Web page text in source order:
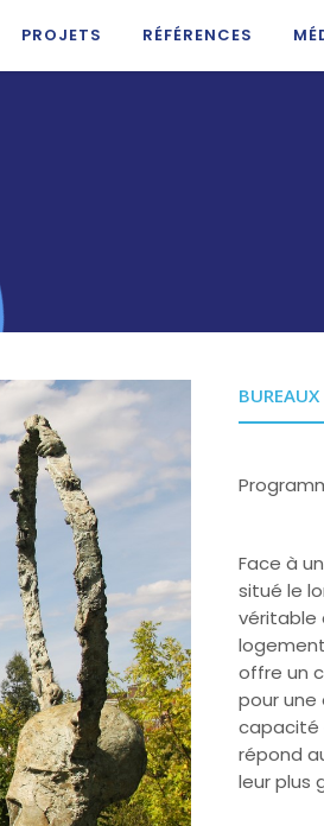
PROJETS RÉFÉRENCES
BUREAUX
Face à
situé le
véritable
offre un
pour une
capacité
répond
leur plus